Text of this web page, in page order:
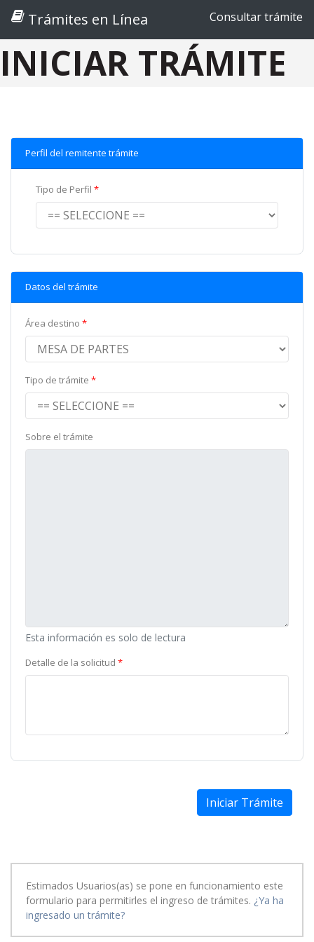
Trámites en Línea Consultar trámite
INICIAR TRÁMITE
Perfil del remitente trámite
Tipo de Perfil
Datos del trámite
Área destino
Tipo de trámite
Sobre el trámite
Esta información es solo de lectura
Detalle de la solicitud
Iniciar Trámite
Estimados Usuarios(as) se pone en funcionamiento este
formulario para permitirles el ingreso de trámites. ¿Ya ha
ingresado un trámite?